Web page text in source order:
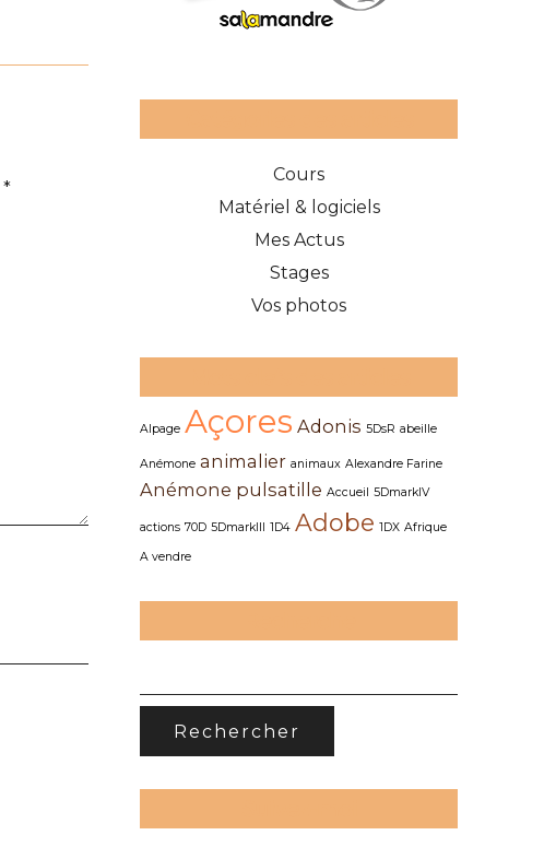
*
Cours
Matériel & logiciels
Mes Actus
Stages
Vos photos
Alpage Açores Adonis 5DsR abeille
Anémone animalier animaux Alexandre Farine
Anémone pulsatille Accueil 5DmarkIV
actions 70D 5DmarkIII 1D4 Adobe 1DX Afrique
A vendre